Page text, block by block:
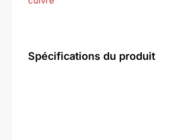
Spécifications du produit